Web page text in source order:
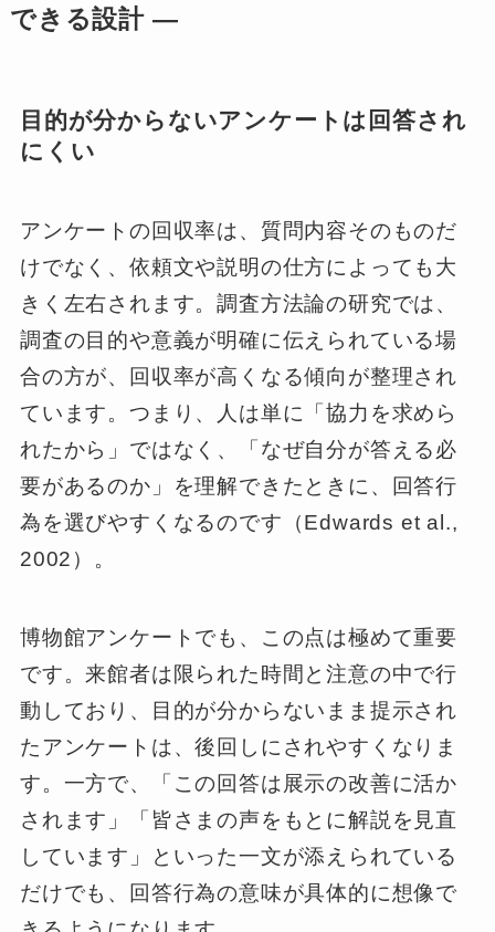
できる設計 ―
目的が分からないアンケートは回答され
にくい
アンケートの回収率は、質問内容そのものだ
けでなく、依頼文や説明の仕方によっても大
きく左右されます。調査方法論の研究では、
調査の目的や意義が明確に伝えられている場
合の方が、回収率が高くなる傾向が整理され
ています。つまり、人は単に「協力を求めら
れたから」ではなく、「なぜ自分が答える必
要があるのか」を理解できたときに、回答行
為を選びやすくなるのです（Edwards et al.,
2002）。
博物館アンケートでも、この点は極めて重要
です。来館者は限られた時間と注意の中で行
動しており、目的が分からないまま提示され
たアンケートは、後回しにされやすくなりま
す。一方で、「この回答は展示の改善に活か
されます」「皆さまの声をもとに解説を見直
しています」といった一文が添えられている
だけでも、回答行為の意味が具体的に想像で